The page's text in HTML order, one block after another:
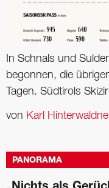
In Schnals und
begonnen, die
Tagen. Südtirols
von Karl
PANORAMA